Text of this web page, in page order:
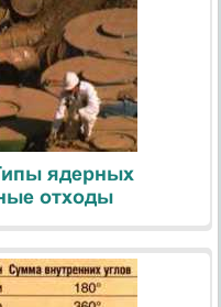
ядерных
отходы